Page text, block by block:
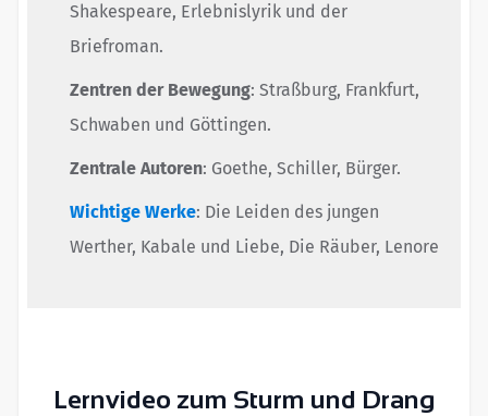
Shakespeare, Erlebnislyrik und der
Briefroman.
Zentren der Bewegung: Straßburg, Frankfurt,
Schwaben und Göttingen.
Zentrale Autoren: Goethe, Schiller, Bürger.
Wichtige Werke: Die Leiden des jungen
Werther, Kabale und Liebe, Die Räuber, Lenore
Lernvideo zum Sturm und Drang